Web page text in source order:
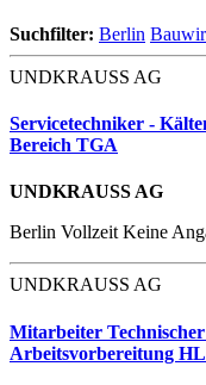
Suchfilter: Berlin
UNDKRAUSS AG
Servicetechniker -
Bereich TGA
UNDKRAUSS AG
Berlin Vollzeit Keine
UNDKRAUSS AG
Mitarbeiter
Arbeitsvorbereitung